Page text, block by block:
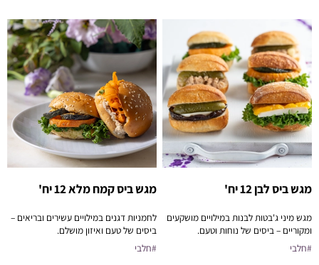
מגש ביס לבן 12 יח'
מגש מיני ג'בטות לבנות במילויים מושקעים
ומקוריים – ביסים של נוחות וטעם.
#חלבי
מגש ביס קמח מלא 12 יח'
לחמניות דגנים במילויים עשירים ובריאים –
ביסים של טעם ואיזון מושלם.
#חלבי